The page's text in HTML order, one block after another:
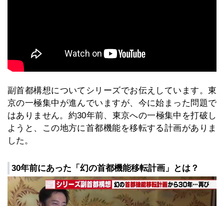
副首都構想についてシリーズでお伝えしています。東
京の一極集中が進んでいますが、今に始まった問題で
はありません。約30年前、東京への一極集中を打破し
ようと、この地方に首都機能を移転する計画がありま
した。
30年前にあった「幻の首都機能移転計画」とは？